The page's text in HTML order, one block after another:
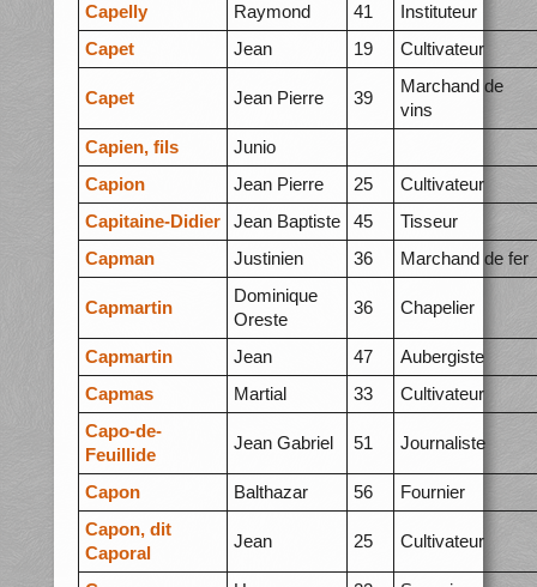
Capelly
Raymond 41
Instituteur
Capet
Jean 19 Cultivateur
Capet Jean Pierre 39
Marchand de
vins
Capien, fils
Junio
Capion
Jean Pierre 25
Cultivateur
Capitaine-Didier
Jean Baptiste 45
Tisseur
Capman
Justinien 36 Marchand de fer
Capmartin
Dominique
Oreste
36 Chapelier
Capmartin Jean 47
Aubergiste
Capmas
Martial 33
Cultivateur
Capo-de-
Feuillide
Jean Gabriel 51 Journaliste
Capon Balthazar 56
Fournier
Capon, dit
Caporal
Jean 25 Cultivateur